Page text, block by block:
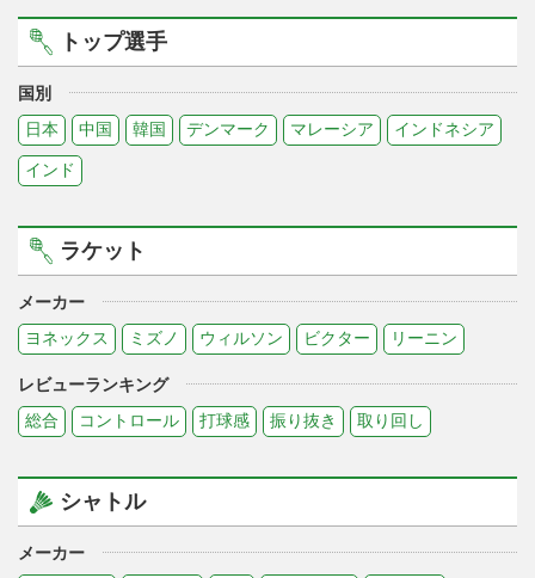
トップ選手
国別
日本
中国 韓国 デンマーク マレーシア インドネシア
インド
ラケット
メーカー
ヨネックス
ミズノ ウィルソン ビクター リーニン
レビューランキング
総合
コントロール 打球感 振り抜き 取り回し
シャトル
メーカー